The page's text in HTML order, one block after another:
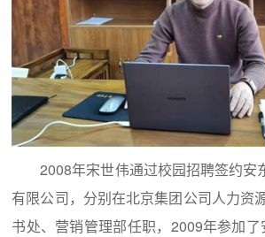
2008年宋世伟通过校园招聘签约安
有限公司，分别在北京集团公司人力资
书处、营销管理部任职，2009年参加了